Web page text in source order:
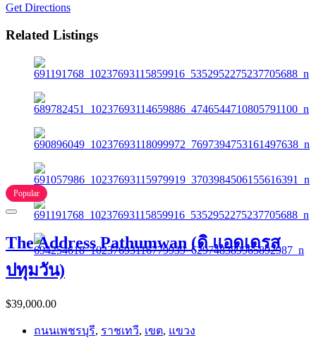
Get Directions
Related Listings
Popular
The Address Pathumwan (ดิ แอดเดรส
ปทุมวัน)
$39,000.00
ถนนเพชรบุรี, ราชเทวี, เขต, แขวง